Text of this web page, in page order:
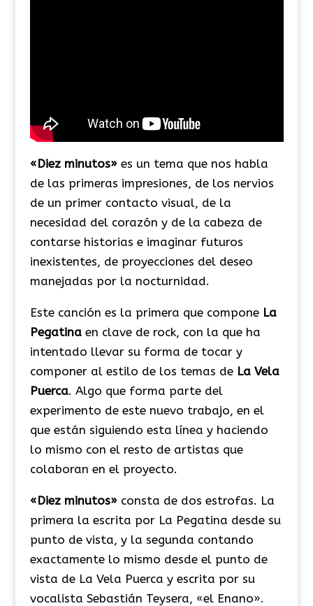
«Diez minutos»es un tema que nos habla
de las primeras impresiones, de los nervios
de un primer contacto visual, de la
necesidad del corazón y de la cabeza de
contarse historias e imaginar futuros
inexistentes, de proyecciones del deseo
manejadas por la nocturnidad.
Este canción es la primera que compone La
Pegatinaen clave de rock, con la que ha
intentado llevar su forma de tocar y
componer al estilo de los temas de La Vela
Puerca. Algo que forma parte del
experimento de este nuevo trabajo, en el
que están siguiendo esta línea y haciendo
lo mismo con el resto de artistas que
colaboran en el proyecto.
«Diez minutos»consta de dos estrofas. La
primera la escrita por La Pegatina desde su
punto de vista, y la segunda contando
exactamente lo mismo desde el punto de
vista de La Vela Puerca y escrita por su
vocalista Sebastián Teysera, «el Enano».